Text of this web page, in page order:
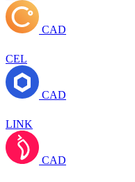
CAD
CEL
CAD
LINK
CAD